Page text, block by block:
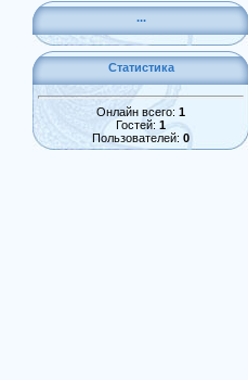
...
Статистика
Онлайн всего: 1
Гостей: 1
Пользователей: 0